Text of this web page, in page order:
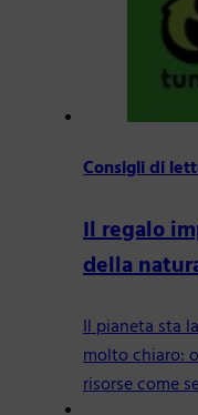
Consigli di
Il regalo
della
Il pianeta sta
molto chiaro:
risorse come